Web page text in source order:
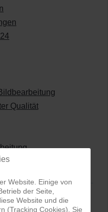
Qualität
Website. Einige von
der Seite,
Website und die
(Tracking Cookies). Sie